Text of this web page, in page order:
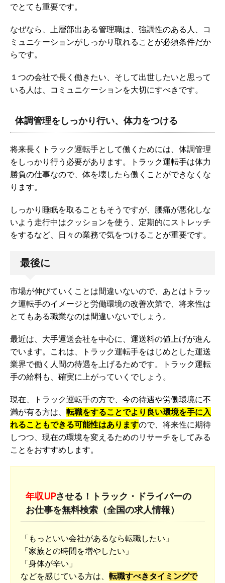
でとても重要です。
なぜなら、上層部出ある管理職は、強調性のある人、コ
ミュニケーションがしっかり取れることが必須条件だか
らです。
１つの会社で長く働きたい、そして出世したいと思って
いる人は、コミュニケーションを大切にすべきです。
体調管理をしっかり行い、体力をつける
将来長くトラック運転手として働くためには、体調管理
をしっかり行う必要があります。トラック運転手は体力
勝負の仕事なので、体を壊したら働くことができなくな
ります。
しっかり睡眠を取ることもそうですが、腰痛が悪化しな
いよう走行中はクッションを使う、定期的にストレッチ
をするなど、日々の業務で気をつけることが重要です。
最後に
市場が伸びていくことは間違いないので、あとはトラッ
ク運転手のイメージと労働環境の改善次第で、将来性は
とてもある職業なのは間違いないでしょう。
最近は、大手運送会社を中心に、運送料の値上げが進ん
でいます。これは、トラック運転手をはじめとした運送
業界で働く人間の待遇を上げるためです。トラック運転
手の給料も、確実に上がっていくでしょう。
現在、トラック運転手の方で、今の待遇や労働環境に不
満が有る方は、 転職をすることでより良い環境を手に入
れることもできる可能性はありますので、将来性に期待
しつつ、現在の環境を変えるためのリサーチをしてみる
ことをおすすめします。
年収UPさせる！トラック・ドライバーの
お仕事を無料検索（全国の求人情報）
「もっといい会社があるなら転職したい」
「家族との時間を増やしたい」
「身体が辛い」
などを感じている方は、 転職すべきタイミングで